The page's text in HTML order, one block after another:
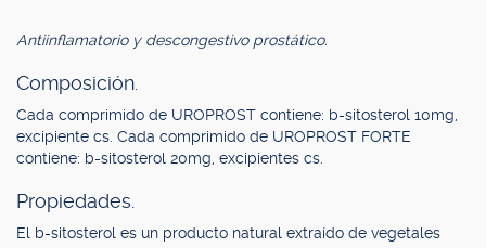
Antiinflamatorio y descongestivo prostático.
Composición.
Cada comprimido de UROPROST contiene: b-sitosterol 10mg,
excipiente cs. Cada comprimido de UROPROST FORTE
contiene: b-sitosterol 20mg, excipientes cs.
Propiedades.
El b-sitosterol es un producto natural extraído de vegetales